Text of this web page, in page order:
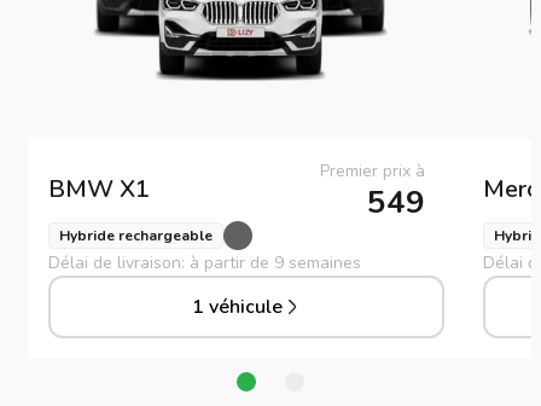
BMW X1
Premier prix à
549
Hybride rechargeable
Délai de livraison: à partir de 9 semaines
1 véhicule
Délai